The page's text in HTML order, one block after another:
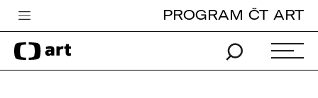
Česká televize
Zpravodajství
PROGRAM ČT ART